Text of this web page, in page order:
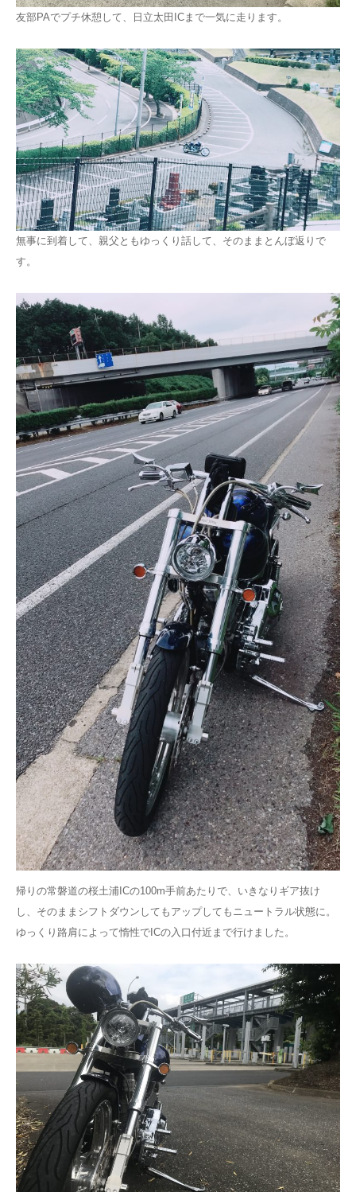
友部PAでプチ休憩して、日立太田ICまで一気に走ります。
無事に到着して、親父ともゆっくり話して、そのままとんぼ返りで
す。
帰りの常磐道の桜土浦ICの100m手前あたりで、いきなりギア抜け
し、そのままシフトダウンしてもアップしてもニュートラル状態に。
ゆっくり路肩によって惰性でICの入口付近まで行けました。